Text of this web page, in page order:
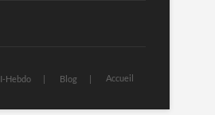
Hebdo Blog Accueil